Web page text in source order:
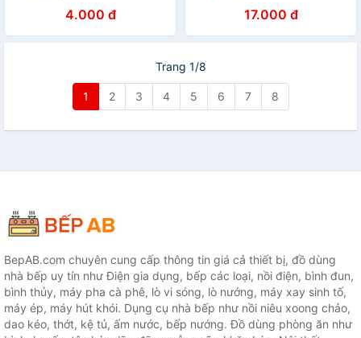
4.000 đ 17.000 đ
Trang 1/8
1 2 3 4 5 6 7 8
BepAB.com chuyên cung cấp thông tin giá cả thiết bị, đồ dùng
nhà bếp uy tín như Điện gia dụng, bếp các loại, nồi điện, bình đun,
bình thủy, máy pha cà phê, lò vi sóng, lò nướng, máy xay sinh tố,
máy ép, máy hút khói. Dụng cụ nhà bếp như nồi niêu xoong chảo,
dao kéo, thớt, kệ tủ, ấm nước, bếp nướng. Đồ dùng phòng ăn như